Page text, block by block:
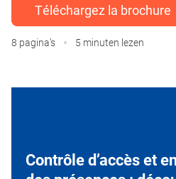
8 pagina’s 5 minuten lezen
Contrôle d’accès et